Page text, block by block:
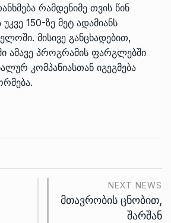
რამდენიმე თვის წინ
150-ზე მეტ ადამიანს
მისივე განცხადებით,
ამავე პროგრამის ფარგლებში
კომპანიასთან იგეგმება
NEXT NEWS
მთავრობის ცნობით,
შარშან